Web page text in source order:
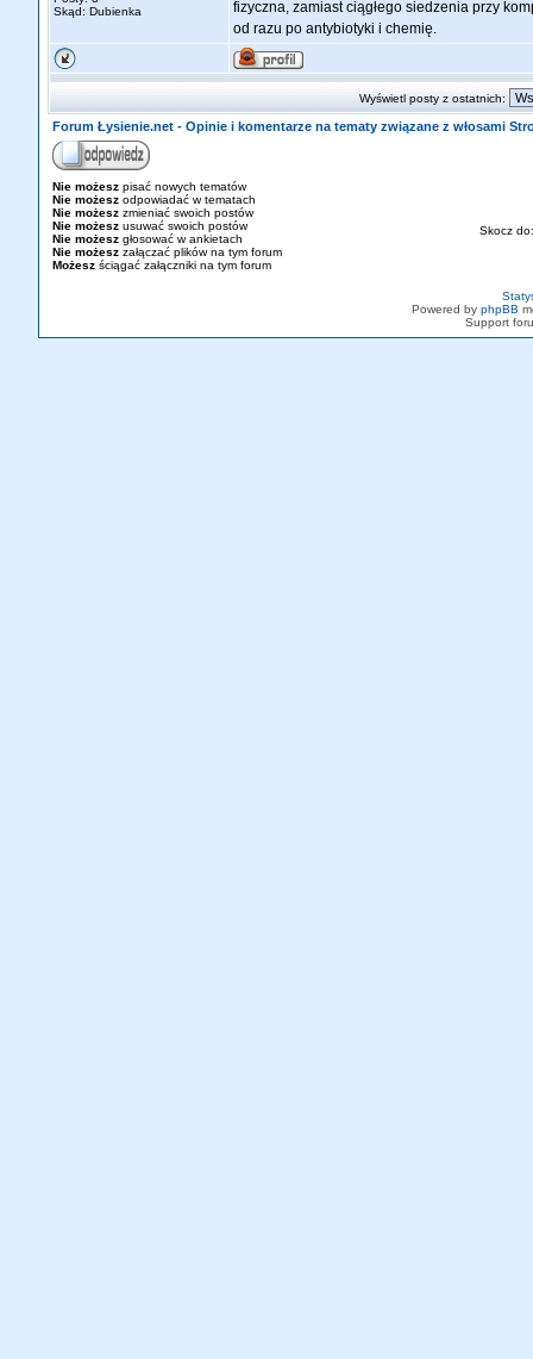
Skąd: Dubienka
fizyczna, zamiast ciągłego siedzenia przy
od razu po antybiotyki i chemię.
Wyświetl posty z ostatnich:
Forum Łysienie.net - Opinie i komentarze na tematy związane z włosami
Nie możesz pisać nowych tematów
Nie możesz odpowiadać w tematach
Nie możesz zmieniać swoich postów
Nie możesz usuwać swoich postów
Nie możesz głosować w ankietach
Nie możesz załączać plików na tym forum
Możesz ściągać załączniki na tym forum
Skocz
Powered by phpBB
Support